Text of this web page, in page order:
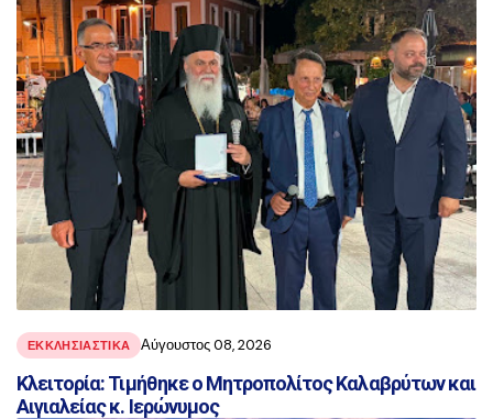
ΕΚΚΛΗΣΙΑΣΤΙΚΑ Αύγουστος 08, 2026
Κλειτορία: Τιμήθηκε ο Μητροπολίτος Καλαβρύτων και
Αιγιαλείας κ. Ιερώνυμος